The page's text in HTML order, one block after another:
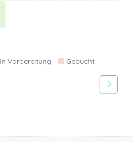
In Vorbereitung Gebucht